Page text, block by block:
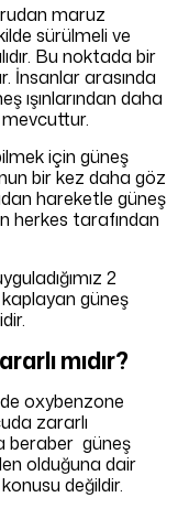
maruz
sürülmeli ve
Bu noktada bir
İnsanlar arasında
ışınlarından daha
mevcuttur.
için güneş
bir kez daha göz
hareketle güneş
herkes tarafından
2
kaplayan güneş
mıdır?
oxybenzone
zararlı
beraber güneş
olduğuna dair
değildir.